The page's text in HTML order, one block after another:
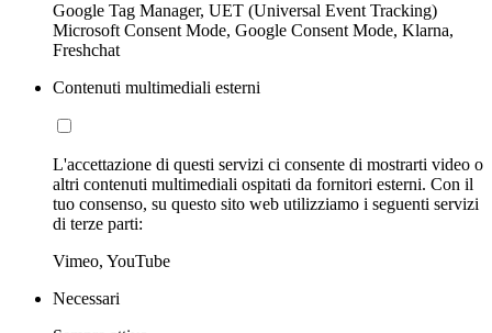
Google Tag Manager, UET (Universal Event Tracking)
Microsoft Consent Mode, Google Consent Mode, Klarna,
Freshchat
Contenuti multimediali esterni
L'accettazione di questi servizi ci consente di mostrarti video o
altri contenuti multimediali ospitati da fornitori esterni. Con il
tuo consenso, su questo sito web utilizziamo i seguenti servizi
di terze parti:
Vimeo, YouTube
Necessari